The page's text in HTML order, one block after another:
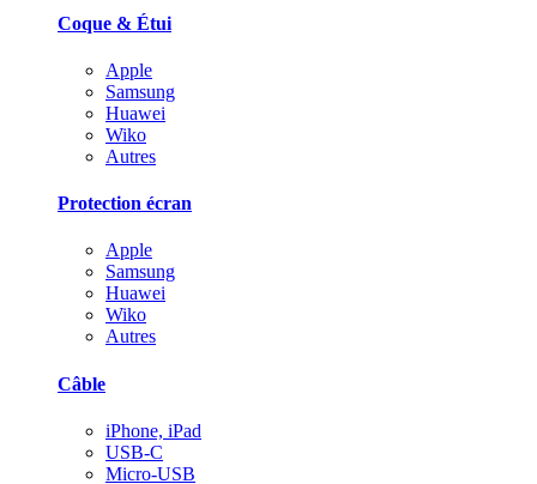
Coque & Étui
Apple
Samsung
Huawei
Wiko
Autres
Protection écran
Apple
Samsung
Huawei
Wiko
Autres
Câble
iPhone, iPad
USB-C
Micro-USB